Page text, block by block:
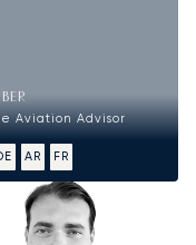
Aviation Advisor
AR FR